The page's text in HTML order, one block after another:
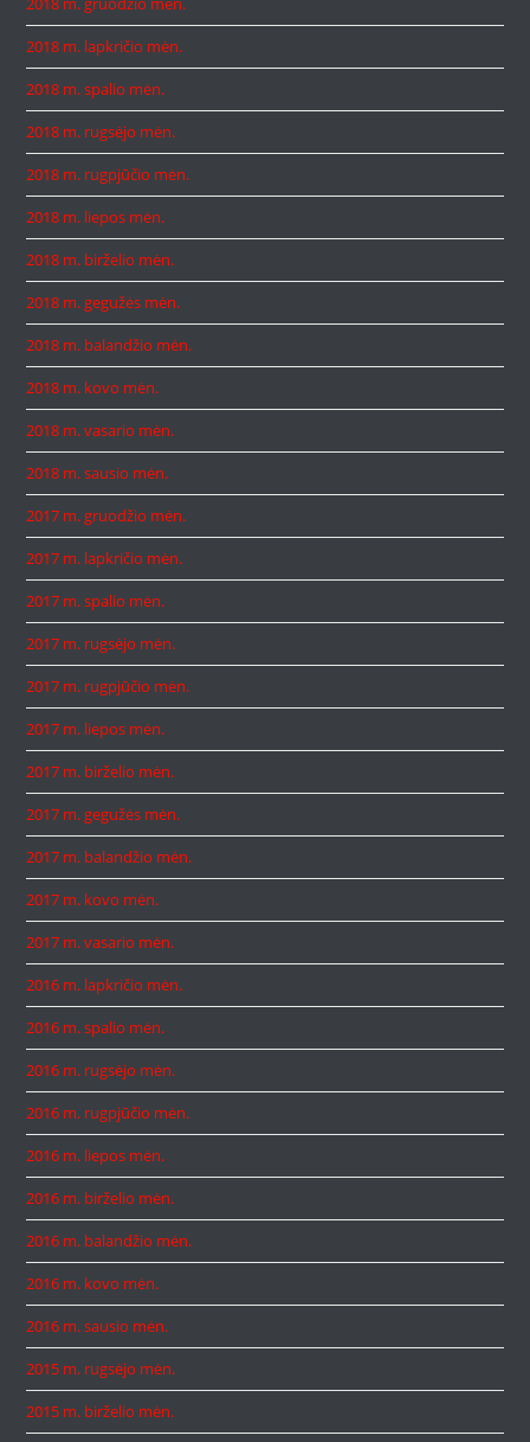
2018 m. lapkričio mėn.
2018 m. spalio mėn.
2018 m. rugsėjo mėn.
2018 m. rugpjūčio mėn.
2018 m. liepos mėn.
2018 m. birželio mėn.
2018 m. gegužės mėn.
2018 m. balandžio mėn.
2018 m. kovo mėn.
2018 m. vasario mėn.
2018 m. sausio mėn.
2017 m. gruodžio mėn.
2017 m. lapkričio mėn.
2017 m. spalio mėn.
2017 m. rugsėjo mėn.
2017 m. rugpjūčio mėn.
2017 m. liepos mėn.
2017 m. birželio mėn.
2017 m. gegužės mėn.
2017 m. balandžio mėn.
2017 m. kovo mėn.
2017 m. vasario mėn.
2016 m. lapkričio mėn.
2016 m. spalio mėn.
2016 m. rugsėjo mėn.
2016 m. rugpjūčio mėn.
2016 m. liepos mėn.
2016 m. birželio mėn.
2016 m. balandžio mėn.
2016 m. kovo mėn.
2016 m. sausio mėn.
2015 m. rugsėjo mėn.
2015 m. birželio mėn.